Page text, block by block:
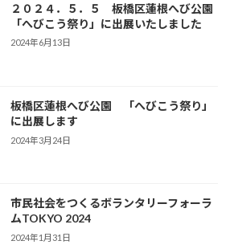
２０２４．５．５ 板橋区蓮根へび公園
「へびこう祭り」に出展いたしました
2024年6月13日
板橋区蓮根へび公園 「へびこう祭り」
に出展します
2024年3月24日
市民社会をつくるボランタリーフォーラ
ムTOKYO 2024
2024年1月31日